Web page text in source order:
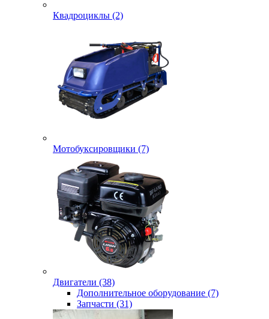
Квадроциклы (2)
Мотобуксировщики (7)
Двигатели (38)
Дополнительное оборудование (7)
Запчасти (31)